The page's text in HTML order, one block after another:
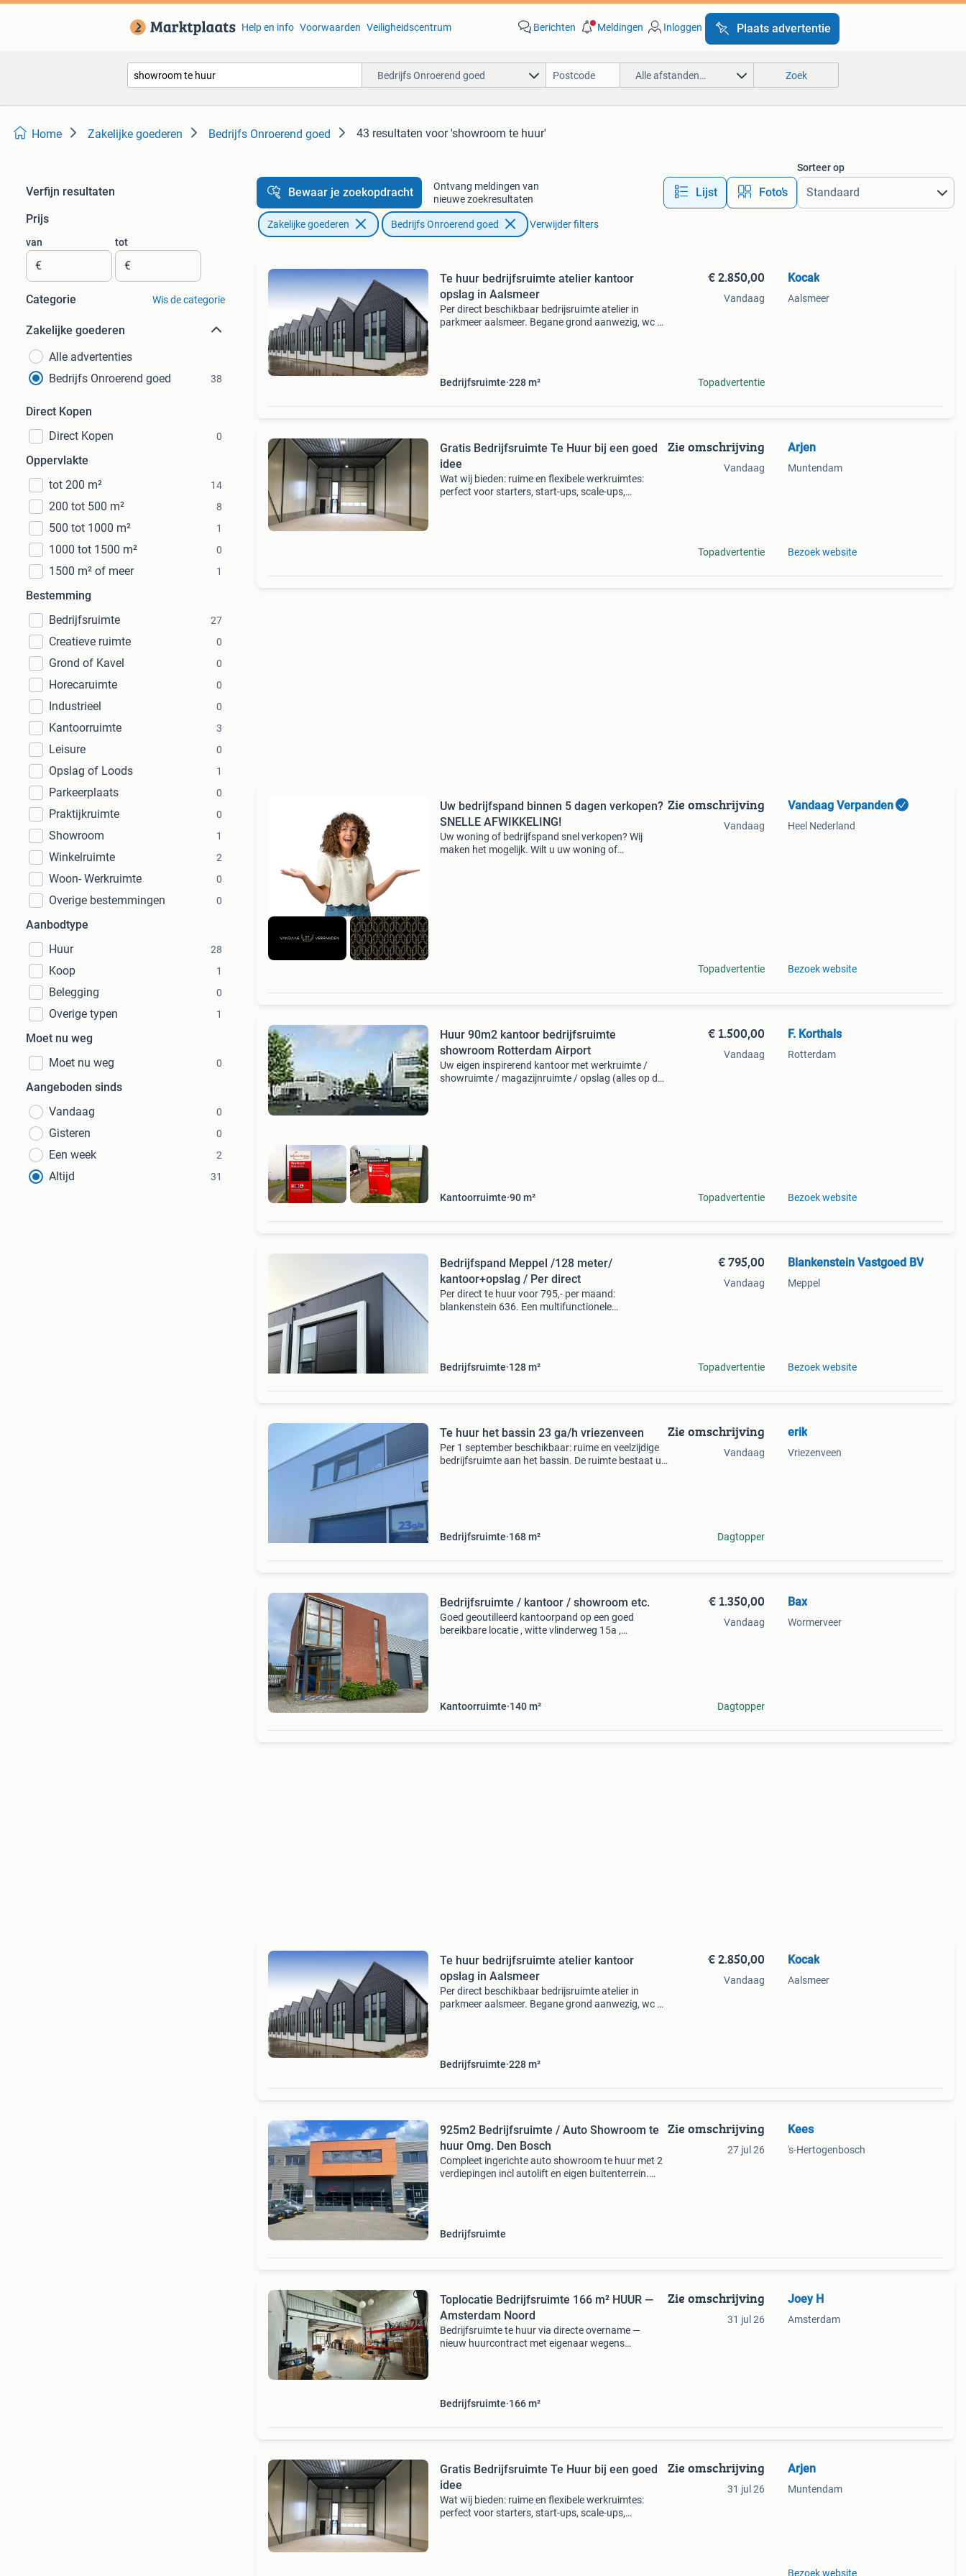
Help en info Voorwaarden Veiligheidscentrum Berichten Meldingen Inloggen Plaats advertentie
Bedrijfs Onroerend goed Alle afstanden… Zoek
Home Zakelijke goederen Bedrijfs Onroerend goed 43 resultaten voor 'showroom te huur'
Verfijn resultaten
Prijs
van
€
tot
€
Categorie Wis de categorie
Zakelijke goederen
Alle advertenties
Bedrijfs Onroerend goed
38
Direct Kopen
Direct Kopen
0
Oppervlakte
tot 200 m²
14
200 tot 500 m² 8
500 tot 1000 m² 1
1000 tot 1500 m² 0
1500 m² of meer 1
Bestemming
Bedrijfsruimte
27
Creatieve ruimte 0
Grond of Kavel 0
Horecaruimte 0
Industrieel 0
Kantoorruimte 3
Leisure 0
Opslag of Loods 1
Parkeerplaats 0
Praktijkruimte 0
Showroom 1
Winkelruimte 2
Woon- Werkruimte 0
Overige bestemmingen 0
Aanbodtype
Huur
28
Koop 1
Belegging 0
Overige typen 1
Moet nu weg
Moet nu weg
0
Aangeboden sinds
Vandaag
0
Gisteren 0
Een week 2
Altijd 31
Bewaar je zoekopdracht
Ontvang meldingen van
nieuwe zoekresultaten
Lijst Foto’s
Sorteer op
Zakelijke goederen Bedrijfs Onroerend goed Verwijder filters
Te huur bedrijfsruimte atelier kantoor
opslag in Aalsmeer
Per direct beschikbaar bedrijsruimte atelier in
parkmeer aalsmeer. Begane grond aanwezig, wc en
Bedrijfsruimte 228m²
€ 2.850,00
Vandaag
Topadvertentie
Kocak
Aalsmeer
Gratis Bedrijfsruimte Te Huur bij een goed
idee
Wat wij bieden: ruime en flexibele werkruimtes:
perfect voor starters, start-ups, scale-ups,
Zie omschrijving
Vandaag
Topadvertentie
Arjen
Muntendam
Bezoek website
Uw bedrijfspand binnen 5 dagen verkopen?
SNELLE AFWIKKELING!
Uw woning of bedrijfspand snel verkopen? Wij
maken het mogelijk. Wilt u uw woning of
Zie omschrijving
Vandaag
Topadvertentie
Vandaag Verpanden
Heel Nederland
Bezoek website
Huur 90m2 kantoor bedrijfsruimte
showroom Rotterdam Airport
Uw eigen inspirerend kantoor met werkruimte /
showruimte / magazijnruimte / opslag (alles op de
Kantoorruimte 90m²
€ 1.500,00
Vandaag
Topadvertentie
F. Korthals
Rotterdam
Bezoek website
Bedrijfspand Meppel /128 meter/
kantoor+opslag / Per direct
Per direct te huur voor 795,- per maand:
blankenstein 636. Een multifunctionele
Bedrijfsruimte 128m²
€ 795,00
Vandaag
Topadvertentie
Blankenstein Vastgoed BV
Meppel
Bezoek website
Te huur het bassin 23 ga/h vriezenveen
Per 1 september beschikbaar: ruime en veelzijdige
bedrijfsruimte aan het bassin. De ruimte bestaat uit
Bedrijfsruimte 168 m²
Zie omschrijving
Vandaag
Dagtopper
erik
Vriezenveen
Bedrijfsruimte / kantoor / showroom etc.
Goed geoutilleerd kantoorpand op een goed
bereikbare locatie , witte vlinderweg 15a ,
Kantoorruimte 140 m²
€ 1.350,00
Vandaag
Dagtopper
Bax
Wormerveer
Te huur bedrijfsruimte atelier kantoor
opslag in Aalsmeer
Per direct beschikbaar bedrijsruimte atelier in
parkmeer aalsmeer. Begane grond aanwezig, wc en
Bedrijfsruimte 228m²
€ 2.850,00
Vandaag
Kocak
Aalsmeer
925m2 Bedrijfsruimte / Auto Showroom te
huur Omg. Den Bosch
Compleet ingerichte auto showroom te huur met 2
verdiepingen incl autolift en eigen buitenterrein.
Bedrijfsruimte
Zie omschrijving
27 jul 26
Kees
's-Hertogenbosch
Toplocatie Bedrijfsruimte 166 m² HUUR —
Amsterdam Noord
Bedrijfsruimte te huur via directe overname —
nieuw huurcontract met eigenaar wegens
Bedrijfsruimte 166 m²
Zie omschrijving
31 jul 26
Joey H
Amsterdam
Gratis Bedrijfsruimte Te Huur bij een goed
idee
Wat wij bieden: ruime en flexibele werkruimtes:
perfect voor starters, start-ups, scale-ups,
Zie omschrijving
31 jul 26
Arjen
Muntendam
Bezoek website